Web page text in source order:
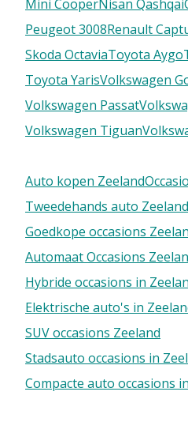
Mini CooperNisan Qashqai
Peugeot 3008Renault
Skoda OctaviaToyota Aygo
Toyota YarisVolkswagen
Volkswagen Passat
Volkswagen Tiguan
Auto kopen Zeeland
Tweedehands auto Zeeland
Goedkope occasions
Automaat Occasions
Hybride occasions in
Elektrische auto's in
SUV occasions Zeeland
Stadsauto occasions in
Compacte auto occasions